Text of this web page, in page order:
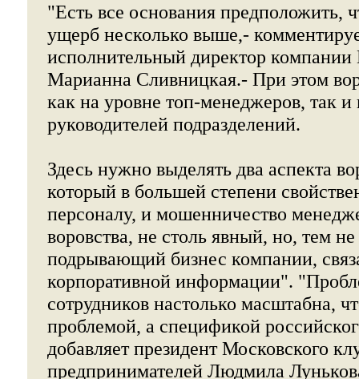
"Есть все основания предположить,
ущерб несколько выше,-
исполнительный директор компании
Марианна Сливницкая.- При этом
как на уровне топ-менеджеров, так и
руководителей подразделений.
Здесь нужно выделять два аспекта
который в большей степени
персоналу, и мошенничество
воровства, не столь явный, но, тем
подрывающий бизнес компании,
корпоративной информации".
сотрудников настолько масштабна,
проблемой, а спецификой
добавляет президент Московского
предпринимателей Людмила